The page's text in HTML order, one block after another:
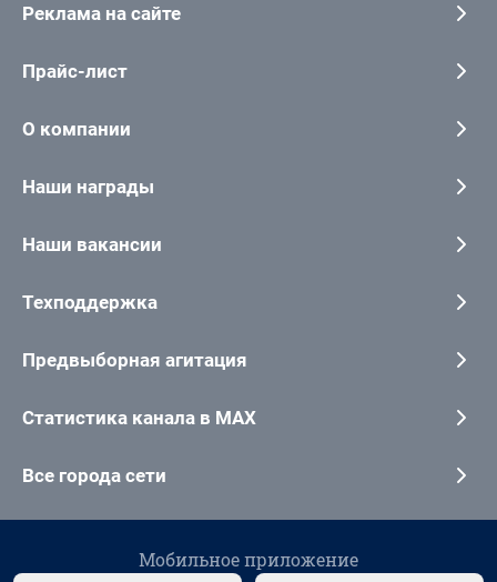
Реклама на сайте
Прайс-лист
О компании
Наши награды
Наши вакансии
Техподдержка
Предвыборная агитация
Статистика канала в MAX
Все города сети
Мобильное приложение